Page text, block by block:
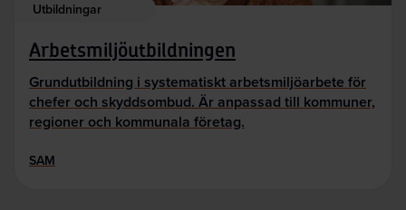
Utbildningar
Arbetsmiljöutbildningen
Grundutbildning i systematiskt arbetsmiljöarbete för
chefer och skyddsombud. Är anpassad till kommuner,
regioner och kommunala företag.
SAM